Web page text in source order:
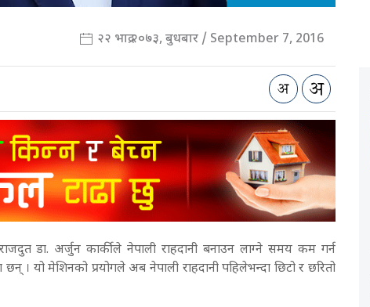
२२ भाद्र २०७३, बुधबार / September 7, 2016
डा. अर्जुन कार्कीले नेपाली राहदानी बनाउन लाग्ने समय कम गर्न
। यो मेशिनको प्रयोगले अब नेपाली राहदानी पहिलेभन्दा छिटो र छरितो